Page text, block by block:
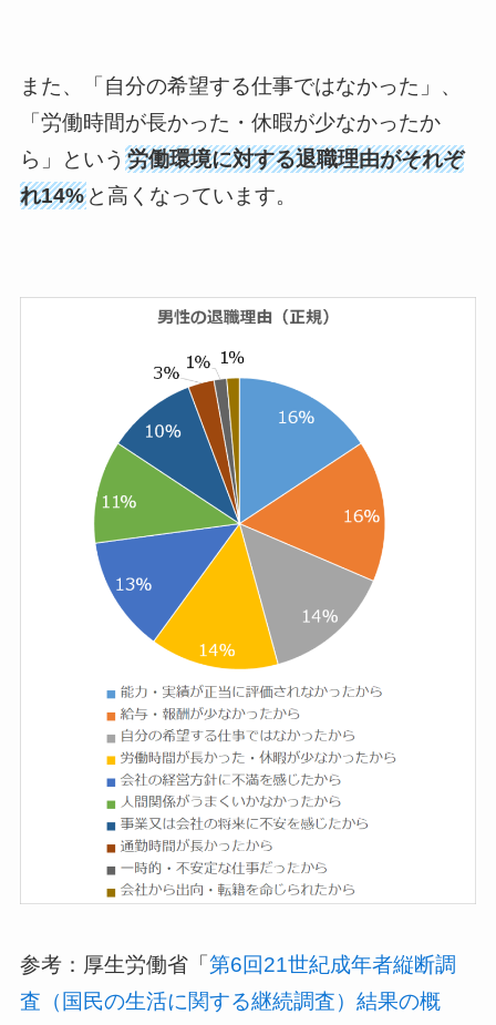
また、「自分の希望する仕事ではなかった」、
「労働時間が長かった・休暇が少なかったか
ら」という 労働環境に対する退職理由がそれぞ
れ14%と高くなっています。
参考：厚生労働省「 第6回21世紀成年者縦断調
査（国民の生活に関する継続調査）結果の概